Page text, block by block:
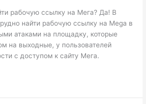
рабочую ссылку на Мега? Да! В
найти рабочую ссылку на Mega в
атаками на площадку, которые
на выходные, у пользователей
с доступом к сайту Мега.